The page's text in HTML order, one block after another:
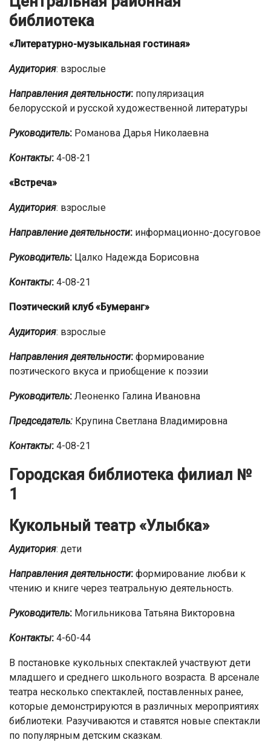
библиотека
«Литературно-музыкальная гостиная»
Аудитория: взрослые
Направления деятельности: популяризация
белорусской и русской художественной литературы
Руководитель: Романова Дарья Николаевна
Контакты: 4-08-21
«Встреча»
Аудитория: взрослые
Направление деятельности: информационно-досуговое
Руководитель: Цалко Надежда Борисовна
Контакты: 4-08-21
Поэтический клуб «Бумеранг»
Аудитория: взрослые
Направления деятельности: формирование
поэтического вкуса и приобщение к поэзии
Руководитель: Леоненко Галина Ивановна
Председатель: Крупина Светлана Владимировна
Контакты: 4-08-21
Городская библиотека филиал №
1
Кукольный театр «Улыбка»
Аудитория: дети
Направления деятельности: формирование любви к
чтению и книге через театральную деятельность.
Руководитель: Могильникова Татьяна Викторовна
Контакты: 4-60-44
В постановке кукольных спектаклей участвуют дети
младшего и среднего школьного возраста. В арсенале
театра несколько спектаклей, поставленных ранее,
которые демонстрируются в различных мероприятиях
библиотеки. Разучиваются и ставятся новые спектакли
по популярным детским сказкам.